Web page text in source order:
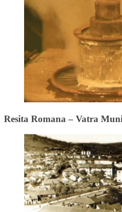
Resita Romana – Vatra